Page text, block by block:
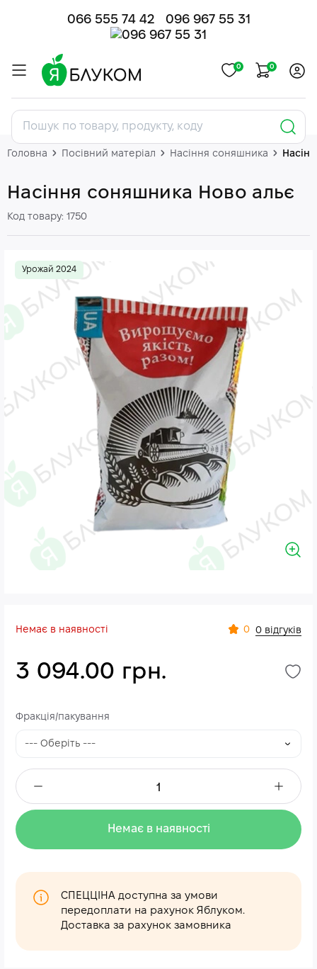
066 555 74 42 096 967 55 31
0 0
Головна Посівний матеріал Насіння соняшника
Насіння соняшника Ново альє
Код товару: 1750
Урожай 2024
Немає в наявності 0 0 відгуків
3 094.00 грн.
Фракція/пакування
Немає в наявності
СПЕЦЦІНА доступна за умови
передоплати на рахунок Яблуком.
Доставка за рахунок замовника